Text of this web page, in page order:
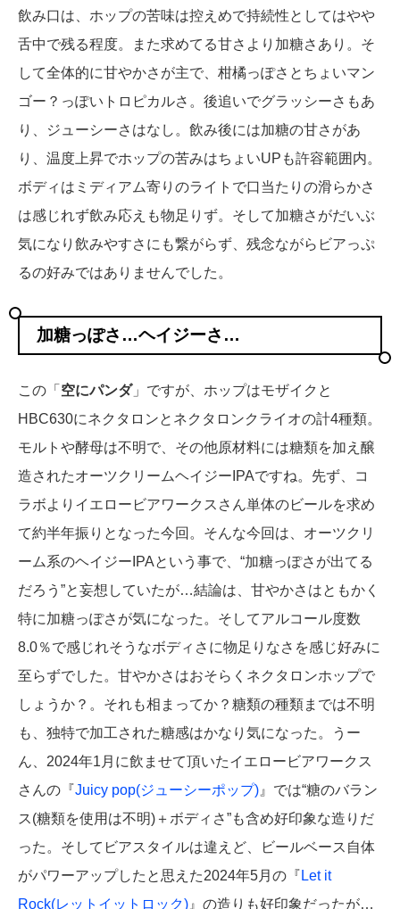
飲み口は、ホップの苦味は控えめで持続性としてはやや
舌中で残る程度。また求めてる甘さより加糖さあり。そ
して全体的に甘やかさが主で、柑橘っぽさとちょいマン
ゴー？っぽいトロピカルさ。後追いでグラッシーさもあ
り、ジューシーさはなし。飲み後には加糖の甘さがあ
り、温度上昇でホップの苦みはちょいUPも許容範囲内。
ボディはミディアム寄りのライトで口当たりの滑らかさ
は感じれず飲み応えも物足りず。そして加糖さがだいぶ
気になり飲みやすさにも繋がらず、残念ながらビアっぷ
るの好みではありませんでした。
加糖っぽさ…ヘイジーさ…
この「 空にパンダ」ですが、ホップはモザイクと
HBC630にネクタロンとネクタロンクライオの計4種類。
モルトや酵母は不明で、その他原材料には糖類を加え醸
造されたオーツクリームヘイジーIPAですね。先ず、コ
ラボよりイエロービアワークスさん単体のビールを求め
て約半年振りとなった今回。そんな今回は、オーツクリ
ーム系のヘイジーIPAという事で、“加糖っぽさが出てる
だろう”と妄想していたが…結論は、甘やかさはともかく
特に加糖っぽさが気になった。そしてアルコール度数
8.0％で感じれそうなボディさに物足りなさを感じ好みに
至らずでした。甘やかさはおそらくネクタロンホップで
しょうか？。それも相まってか？糖類の種類までは不明
も、独特で加工された糖感はかなり気になった。うー
ん、2024年1月に飲ませて頂いたイエロービアワークス
さんの『Juicy pop(ジューシーポップ) 』では“糖のバラン
ス(糖類を使用は不明)＋ボディさ”も含め好印象な造りだ
った。そしてビアスタイルは違えど、ビールベース自体
がパワーアップしたと思えた2024年5月の『 Let it
Rock(レットイットロック) 』の造りも好印象だったが…